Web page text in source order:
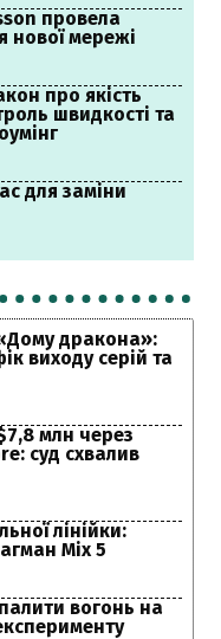
провела
нової мережі
про якість
швидкості та
для заміни
дракона»:
виходу серій та
млн через
суд схвалив
лінійки:
Mix 5
вогонь на